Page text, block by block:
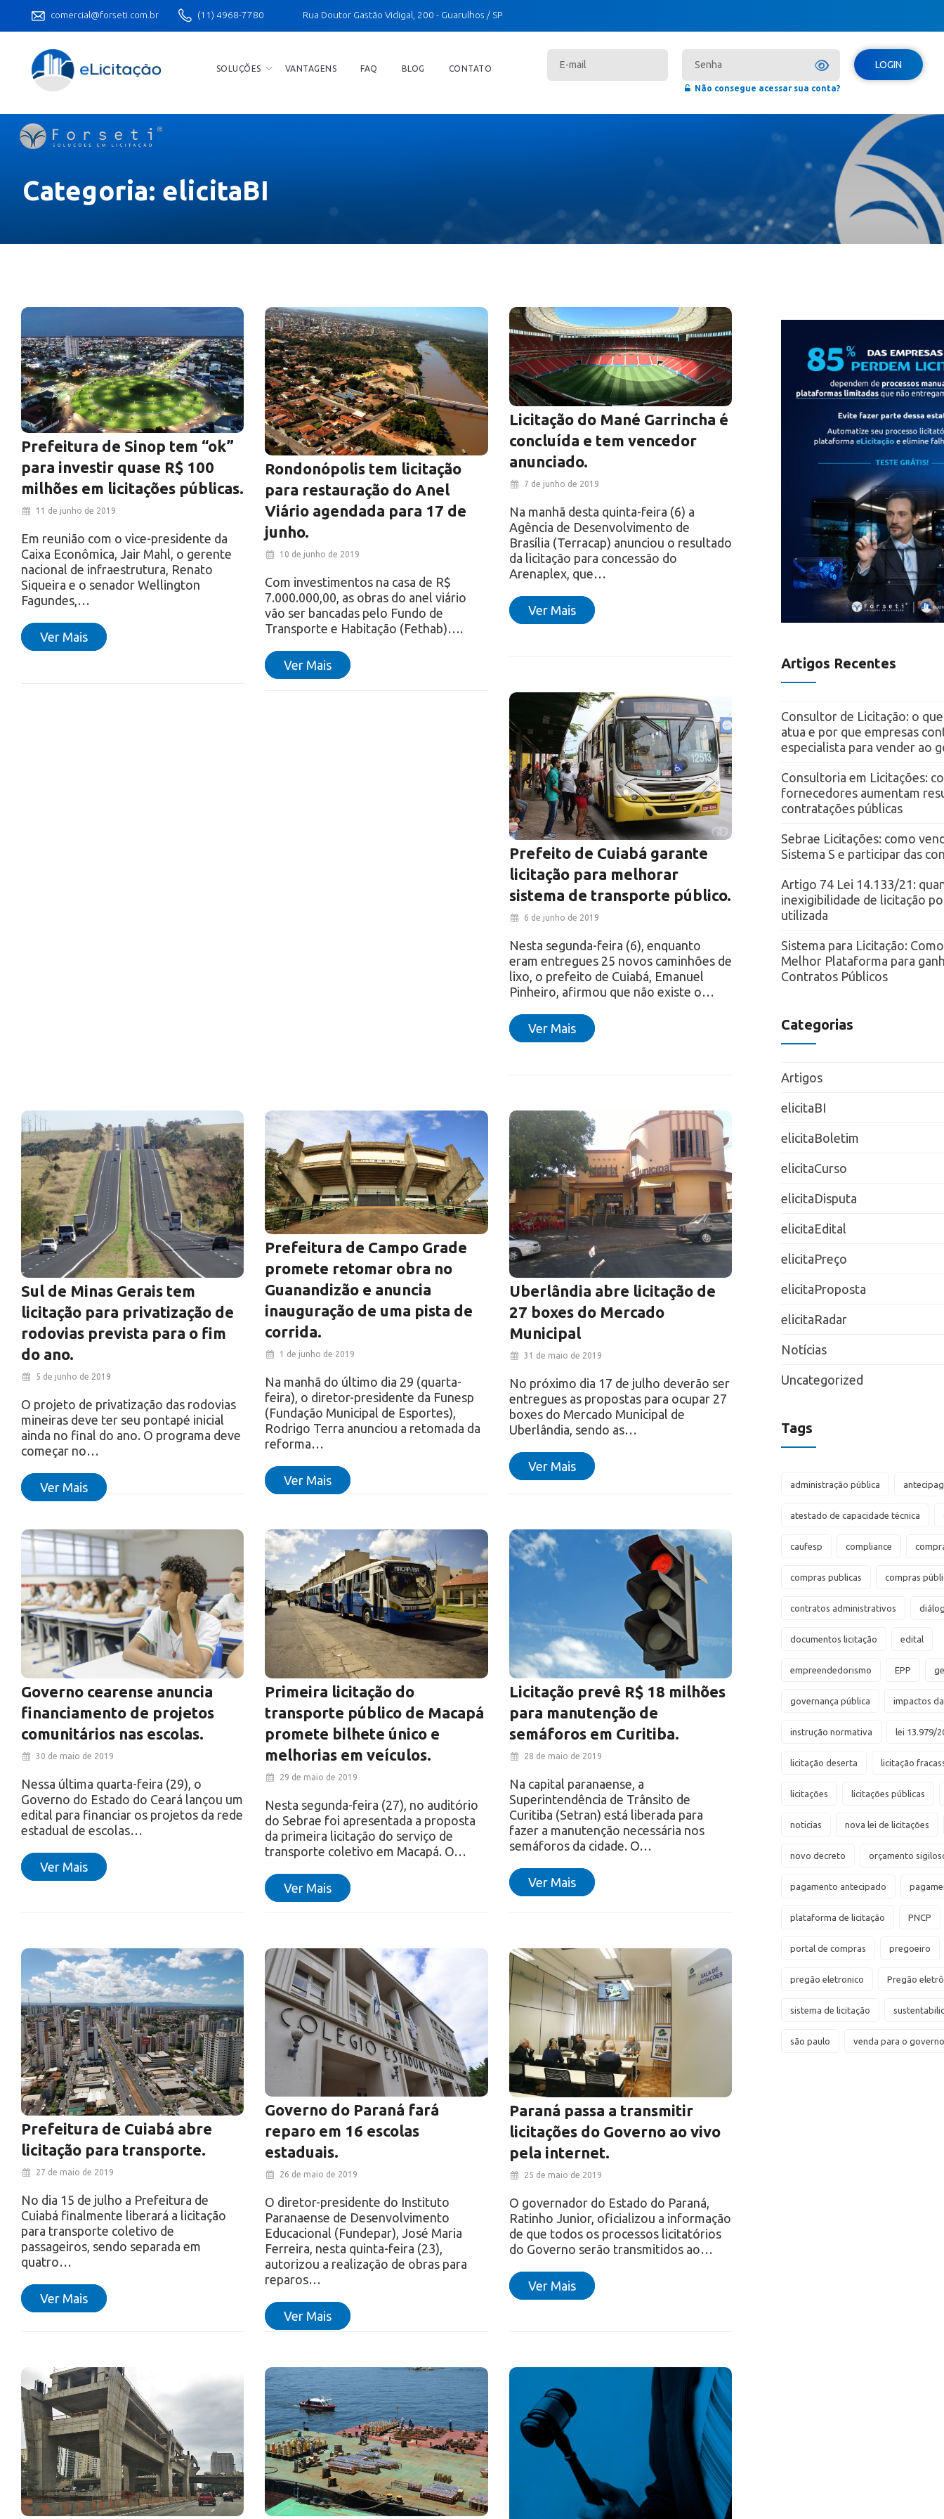
comercial@forseti.com.br (11) 4968-7780 Rua Doutor Gastão Vidigal, 200 - Guarulhos / SP
SOLUÇÕES VANTAGENS FAQ BLOG CONTATO
Não consegue acessar sua conta?
LOGIN
Categoria: elicitaBI
Prefeitura de Sinop tem “ok”
para investir quase R$ 100
milhões em licitações públicas.
11 de junho de 2019
Em reunião com o vice-presidente da
Caixa Econômica, Jair Mahl, o gerente
nacional de infraestrutura, Renato
Siqueira e o senador Wellington
Fagundes,…
Ver Mais
Rondonópolis tem licitação
para restauração do Anel
Viário agendada para 17 de
junho.
10 de junho de 2019
Com investimentos na casa de R$
7.000.000,00, as obras do anel viário
vão ser bancadas pelo Fundo de
Transporte e Habitação (Fethab)….
Ver Mais
Licitação do Mané Garrincha é
concluída e tem vencedor
anunciado.
7 de junho de 2019
Na manhã desta quinta-feira (6) a
Agência de Desenvolvimento de
Brasília (Terracap) anunciou o resultado
da licitação para concessão do
Arenaplex, que…
Ver Mais
Prefeito de Cuiabá garante
licitação para melhorar
sistema de transporte público.
6 de junho de 2019
Nesta segunda-feira (6), enquanto
eram entregues 25 novos caminhões de
lixo, o prefeito de Cuiabá, Emanuel
Pinheiro, afirmou que não existe o…
Ver Mais
Sul de Minas Gerais tem
licitação para privatização de
rodovias prevista para o fim
do ano.
5 de junho de 2019
O projeto de privatização das rodovias
mineiras deve ter seu pontapé inicial
ainda no final do ano. O programa deve
começar no…
Ver Mais
Prefeitura de Campo Grade
promete retomar obra no
Guanandizão e anuncia
inauguração de uma pista de
corrida.
1 de junho de 2019
Na manhã do último dia 29 (quarta-
feira), o diretor-presidente da Funesp
(Fundação Municipal de Esportes),
Rodrigo Terra anunciou a retomada da
reforma…
Ver Mais
Uberlândia abre licitação de
27 boxes do Mercado
Municipal
31 de maio de 2019
No próximo dia 17 de julho deverão ser
entregues as propostas para ocupar 27
boxes do Mercado Municipal de
Uberlândia, sendo as…
Ver Mais
Governo cearense anuncia
financiamento de projetos
comunitários nas escolas.
30 de maio de 2019
Nessa última quarta-feira (29), o
Governo do Estado do Ceará lançou um
edital para financiar os projetos da rede
estadual de escolas…
Ver Mais
Primeira licitação do
transporte público de Macapá
promete bilhete único e
melhorias em veículos.
29 de maio de 2019
Nesta segunda-feira (27), no auditório
do Sebrae foi apresentada a proposta
da primeira licitação do serviço de
transporte coletivo em Macapá. O…
Ver Mais
Licitação prevê R$ 18 milhões
para manutenção de
semáforos em Curitiba.
28 de maio de 2019
Na capital paranaense, a
Superintendência de Trânsito de
Curitiba (Setran) está liberada para
fazer a manutenção necessária nos
semáforos da cidade. O…
Ver Mais
Prefeitura de Cuiabá abre
licitação para transporte.
27 de maio de 2019
No dia 15 de julho a Prefeitura de
Cuiabá finalmente liberará a licitação
para transporte coletivo de
passageiros, sendo separada em
quatro…
Ver Mais
Governo do Paraná fará
reparo em 16 escolas
estaduais.
26 de maio de 2019
O diretor-presidente do Instituto
Paranaense de Desenvolvimento
Educacional (Fundepar), José Maria
Ferreira, nesta quinta-feira (23),
autorizou a realização de obras para
reparos…
Ver Mais
Paraná passa a transmitir
licitações do Governo ao vivo
pela internet.
25 de maio de 2019
O governador do Estado do Paraná,
Ratinho Junior, oficializou a informação
de que todos os processos licitatórios
do Governo serão transmitidos ao…
Ver Mais
Artigos Recentes
Consultor de Licitação: o
atua e por que empresas
especialista para vender ao
Consultoria em Licitações:
fornecedores aumentam
contratações públicas
Sebrae Licitações: como
Sistema S e participar das
Artigo 74 Lei 14.133/21:
inexigibilidade de licitação
utilizada
Sistema para Licitação:
Melhor Plataforma para
Contratos Públicos
Categorias
Artigos
elicitaBI
elicitaBoletim
elicitaCurso
elicitaDisputa
elicitaEdital
elicitaPreço
elicitaProposta
elicitaRadar
Notícias
Uncategorized
Tags
administração pública
atestado de capacidade técnica
caufesp compliance
compras publicas compras
contratos administrativos
documentos licitação edital
empreendedorismo EPP
governança pública impactos
instrução normativa lei 13.979/
licitação deserta licitação
licitações licitações públicas
noticias nova lei de licitações
novo decreto orçamento
pagamento antecipado
plataforma de licitação PNCP
portal de compras pregoeiro
pregão eletronico Pregão
sistema de licitação
são paulo venda para o governo